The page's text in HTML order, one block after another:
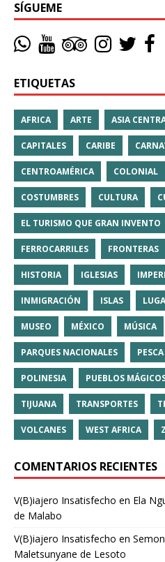
SÍGUEME
ETIQUETAS
AFRICA ARTE ASIA
CAPITALES CARIBE
CENTROAMÉRICA COLONIAL
COSTUMBRES CULTURA
EL TURISMO QUE GRAN INVENTO
FERROCARRILES FRONTERAS
HISTORIA IGLESIAS
INMIGRACIÓN ISLAS
MUSEO MÉXICO MÚSICA
PARQUES NACIONALES PESCA
POLINESIA PUEBLOS
TIJUANA TRANSPORTES
VOLCANES WEST AFRICA
COMENTARIOS RECIENTES
V(B)iajero Insatisfecho en Ela
de Malabo
V(B)iajero Insatisfecho en
Maletsunyane de Lesoto